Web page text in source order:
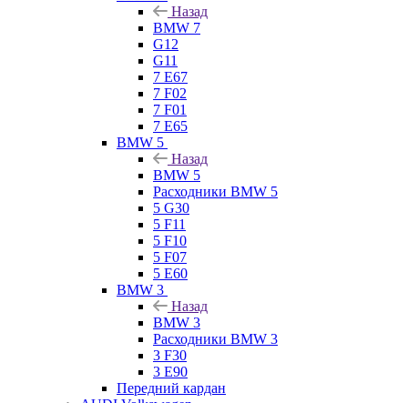
Назад
BMW 7
G12
G11
7 Е67
7 F02
7 F01
7 E65
BMW 5
Назад
BMW 5
Расходники BMW 5
5 G30
5 F11
5 F10
5 F07
5 E60
BMW 3
Назад
BMW 3
Расходники BMW 3
3 F30
3 E90
Передний кардан